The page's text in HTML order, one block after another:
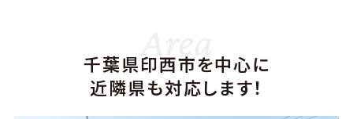
千葉県印西市を中心に
近隣県も対応します！